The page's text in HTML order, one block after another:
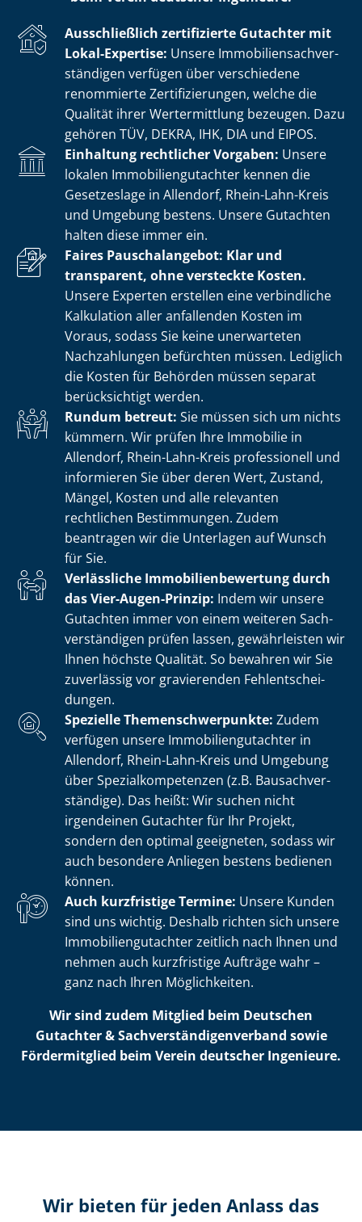
Ausschließlich zertifizierte Gutachter mit
Lokal-Expertise: Unsere Im­mo­bi­li­en­sach­ver­
stän­di­gen verfügen über verschiedene
renommierte Zer­ti­fi­zie­run­gen, welche die
Qualität ihrer Wertermittlung bezeugen. Dazu
gehören TÜV, DEKRA, IHK, DIA und EIPOS.
Einhaltung rechtlicher Vorgaben: Unsere
lokalen Im­mo­bi­li­en­gut­ach­ter kennen die
Gesetzeslage in Allendorf, Rhein-Lahn-Kreis
und Umgebung bestens. Unsere Gutachten
halten diese immer ein.
Faires Pauschalangebot: Klar und
transparent, ohne versteckte Kosten.
Unsere Experten erstellen eine verbindliche
Kalkulation aller anfallenden Kosten im
Voraus, sodass Sie keine unerwarteten
Nachzahlungen befürchten müssen. Lediglich
die Kosten für Behörden müssen separat
berücksichtigt werden.
Rundum betreut: Sie müssen sich um nichts
kümmern. Wir prüfen Ihre Immobilie in
Allendorf, Rhein-Lahn-Kreis professionell und
informieren Sie über deren Wert, Zustand,
Mängel, Kosten und alle relevanten
rechtlichen Bestimmungen. Zudem
beantragen wir die Unterlagen auf Wunsch
für Sie.
Verlässliche Im­mo­bi­li­en­be­wer­tung durch
das Vier-Augen-Prinzip: Indem wir unsere
Gutachten immer von einem weiteren Sach­
ver­stän­di­gen prüfen lassen, gewährleisten wir
Ihnen höchste Qualität. So bewahren wir Sie
zuverlässig vor gravierenden Fehl­ent­schei­
dun­gen.
Spezielle The­men­schwer­punk­te: Zudem
verfügen unsere Im­mo­bi­li­en­gut­ach­ter in
Allendorf, Rhein-Lahn-Kreis und Umgebung
über Spe­zi­al­kom­pe­ten­zen (z.B. Bau­sach­ver­
stän­di­ge). Das heißt: Wir suchen nicht
irgendeinen Gutachter für Ihr Projekt,
sondern den optimal geeigneten, sodass wir
auch besondere Anliegen bestens bedienen
können.
Auch kurzfristige Termine: Unsere Kunden
sind uns wichtig. Deshalb richten sich unsere
Im­mo­bi­li­en­gut­ach­ter zeitlich nach Ihnen und
nehmen auch kurzfristige Aufträge wahr –
ganz nach Ihren Möglichkeiten.
Wir sind zudem Mitglied beim Deutschen
Gutachter & Sach­ver­stän­di­gen­ver­band sowie
Fördermitglied beim Verein deutscher Ingenieure.
Wir bieten für jeden Anlass das